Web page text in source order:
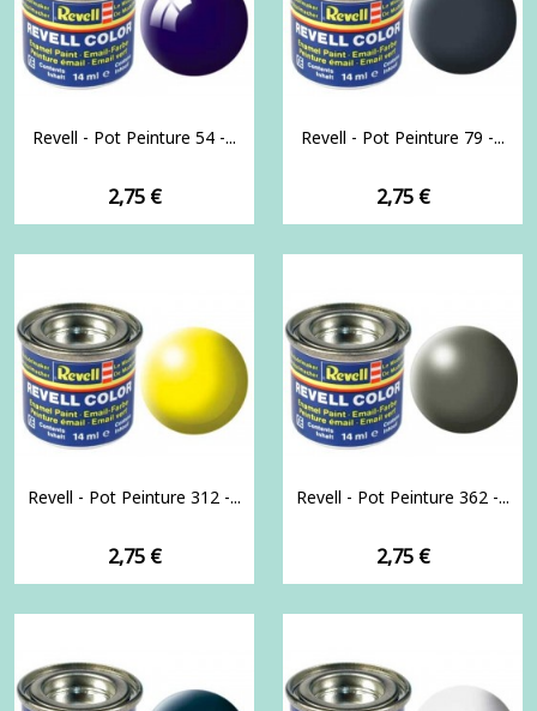
Revell - Pot Peinture 54 -...
Prix
2,75 €
Revell - Pot Peinture 79 -...
Prix
2,75 €
Revell - Pot Peinture 312 -...
Prix
2,75 €
Revell - Pot Peinture 362 -...
Prix
2,75 €